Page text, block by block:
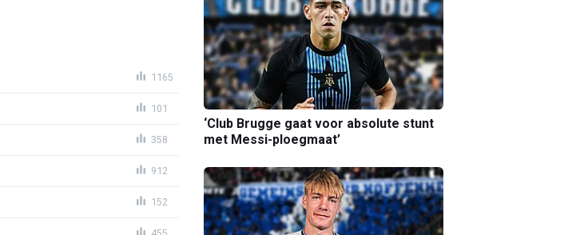
1165
101
358
912
152
‘Club Brugge gaat voor absolute stunt
met Messi-ploegmaat’